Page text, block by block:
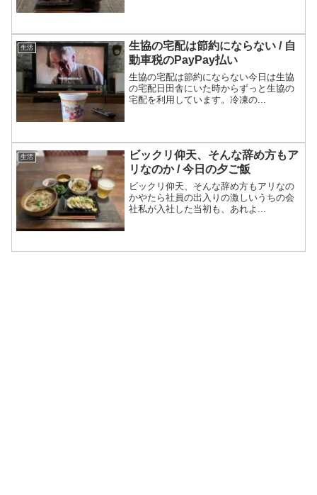
生活
生協の宅配は節約にならない / 自
動車税のPayPay払い
生協の宅配は節約にならない今日は生協
の宅配日田舎にいた時からずっと生協の
宅配を利用しています。冷凍の...
生活
ビックリ仰天、そんな辞め方もア
リなのか / 今日の夕ご飯
ビックリ仰天、そんな辞め方もアリなの
かやたら社員の出入りの激しいうちの会
社私が入社した当初も、あれよ...